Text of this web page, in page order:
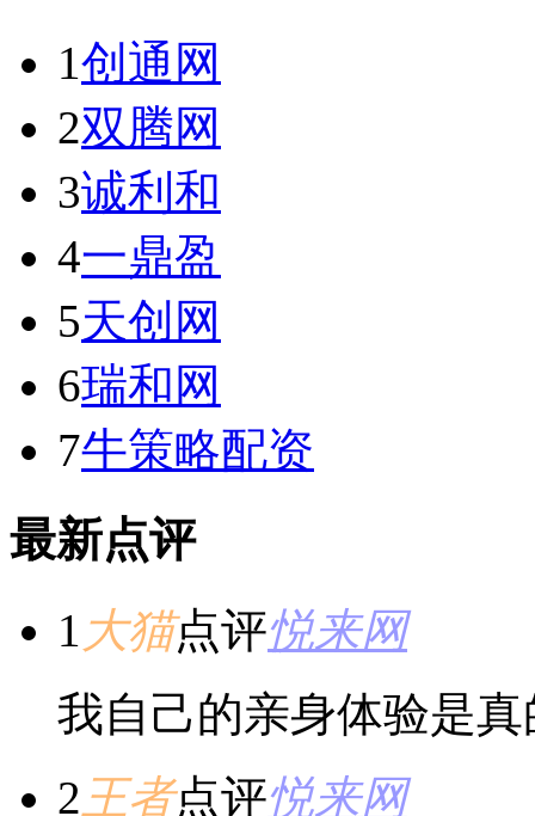
1创通网
2双腾网
3诚利和
4一鼎盈
5天创网
6瑞和网
7牛策略配资
最新点评
1 大猫点评悦来网
我自己的亲身体验是
2 王者点评悦来网